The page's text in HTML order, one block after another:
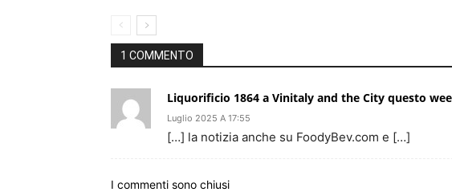
1 COMMENTO
Liquorificio 1864 a Vinitaly and the City questo
Luglio 2025 A 17:55
[…] la notizia anche su FoodyBev.com e […]
I commenti sono chiusi